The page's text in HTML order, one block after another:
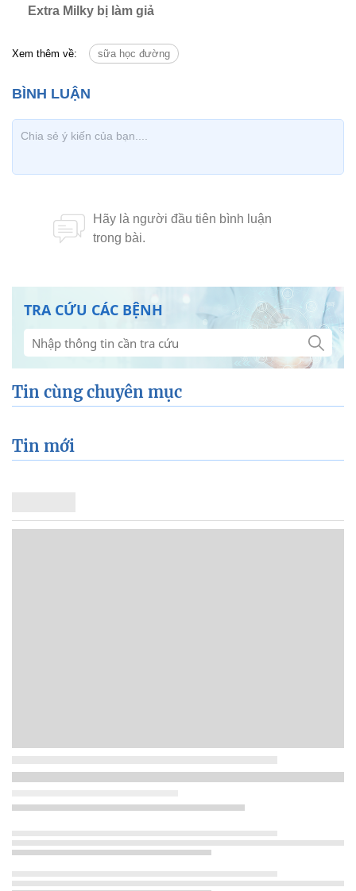
Extra Milky bị làm giả
Xem thêm về: sữa học đường
TRA CỨU CÁC BỆNH
Tin cùng chuyên mục
Tin mới